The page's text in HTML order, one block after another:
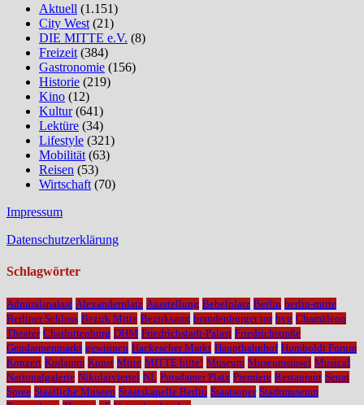
Aktuell (1.151)
City West (21)
DIE MITTE e.V. (8)
Freizeit (384)
Gastronomie (156)
Historie (219)
Kino (12)
Kultur(641)
Lektüre (34)
Lifestyle (321)
Mobilität (63)
Reisen (53)
Wirtschaft (70)
Impressum
Datenschutzerklärung
Schlagwörter
Admiralspalast Alexanderplatz Ausstellung Bebelplatz Berlin berlin-mitte
Berliner Schloss Bezirk Mitte Bezirksamt brandenburger tor bvg Chamäleon
Theater Charlottenburg DHM Friedrichstadt-Palast Friedrichstraße
Gendarmenmarkt gewinnen Hackescher Markt Hauptbahnhof Humboldt Forum
Konzert Kudamm Kunst Mitte MITTE bitte! Museum Museumsinsel Musical
Nationalgalerie Nikolaiviertel NL Potsdamer Platz Premiere Restaurant Senat
Spree Staatliche Museen Staatskapelle Berlin Staatsoper Stadtmuseum